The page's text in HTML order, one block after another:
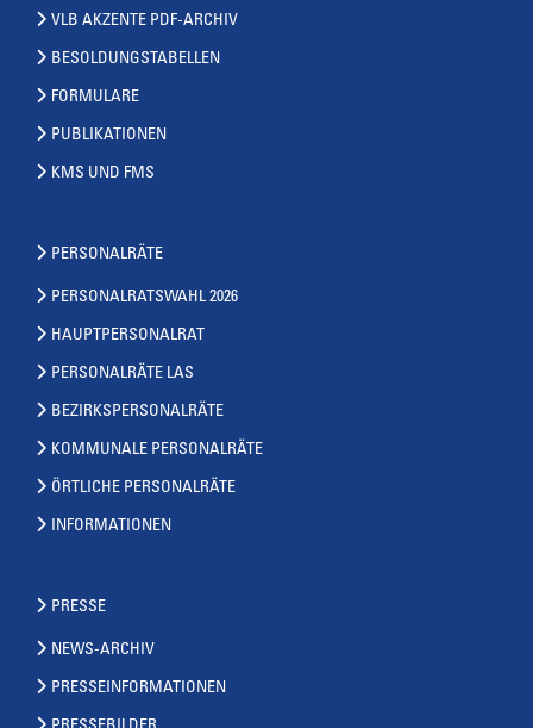
VLB AKZENTE PDF-ARCHIV
BESOLDUNGSTABELLEN
FORMULARE
PUBLIKATIONEN
KMS UND FMS
PERSONALRÄTE
PERSONALRATSWAHL 2026
HAUPTPERSONALRAT
PERSONALRÄTE LAS
BEZIRKSPERSONALRÄTE
KOMMUNALE PERSONALRÄTE
ÖRTLICHE PERSONALRÄTE
INFORMATIONEN
PRESSE
NEWS-ARCHIV
PRESSEINFORMATIONEN